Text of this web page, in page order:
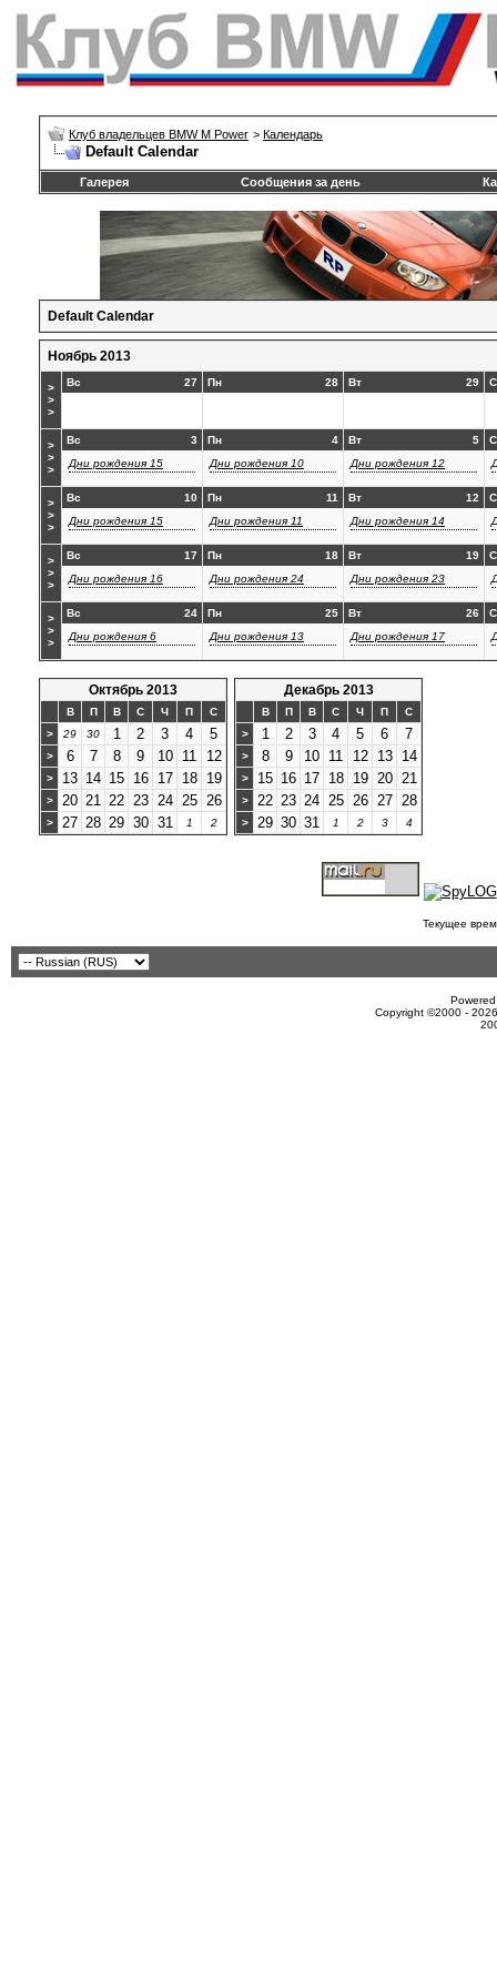
Клуб владельцев BMW M Power > Календарь
Default Calendar
Галерея Сообщения за день
Default Calendar
Ноябрь 2013
>
>
>
27
Вс 28
Пн 29
Вт
>
>
>
3
Вс
Дни рождения 15
4
Пн
Дни рождения 10
5
Вт
Дни рождения 12
>
>
>
10
Вс
Дни рождения 15
11
Пн
Дни рождения 11
12
Вт
Дни рождения 14
>
>
>
17
Вс
Дни рождения 16
18
Пн
Дни рождения 24
19
Вт
Дни рождения 23
>
>
>
24
Вс
Дни рождения 6
25
Пн
Дни рождения 13
26
Вт
Дни рождения 17
Октябрь 2013
В П В С Ч П
С
>
29 30 1 2 3 4 5
> 6 7 8 9 10 11 12
> 13 14 15 16 17 18 19
> 20 21 22 23 24 25 26
> 27 28 29 30 31 1 2
Декабрь 2013
В П В С Ч П
С
>
1 2 3 4 5 6 7
> 8 9 10 11 12 13 14
> 15 16 17 18 19 20 21
> 22 23 24 25 26 27 28
> 29 30 31 1 2 3 4
Текущее
Copyright ©2000 -